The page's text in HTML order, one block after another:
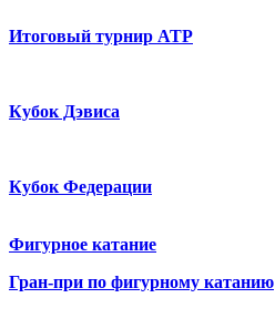
Итоговый турнир ATP
Кубок Дэвиса
Кубок Федерации
Фигурное катание
Гран-при по фигурному катанию